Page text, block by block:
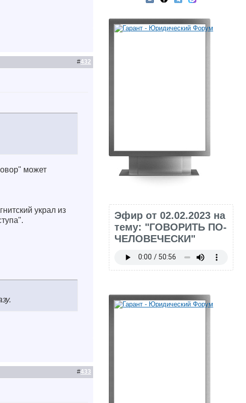
#432
может
украл из
#433
Эфир от 02.02.2023 на
тему: "ГОВОРИТЬ ПО-
ЧЕЛОВЕЧЕСКИ"